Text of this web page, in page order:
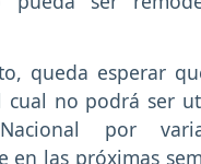
queda esperar
cual no podrá ser
por
en las próximas